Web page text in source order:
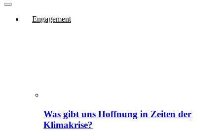
Engagement
Was gibt uns Hoffnung in Zeiten der
Klimakrise?